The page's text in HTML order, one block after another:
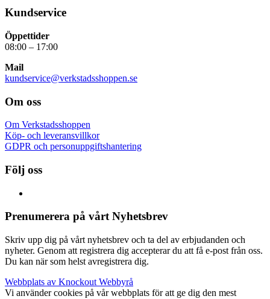
Kundservice
Öppettider
08:00 – 17:00
Mail
kundservice@verkstadsshoppen.se
Om oss
Om Verkstadsshoppen
Köp- och leveransvillkor
GDPR och personuppgiftshantering
Följ oss
Prenumerera på vårt Nyhetsbrev
Skriv upp dig på vårt nyhetsbrev och ta del av erbjudanden och
nyheter. Genom att registrera dig accepterar du att få e-post från oss.
Du kan när som helst avregistrera dig.
Webbplats av Knockout Webbyrå
Vi använder cookies på vår webbplats för att ge dig den mest